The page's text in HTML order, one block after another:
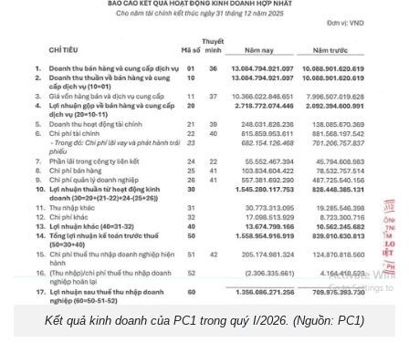
Kết quả kinh doanh của PC1 trong quý I/2026. (Nguồn: PC1)